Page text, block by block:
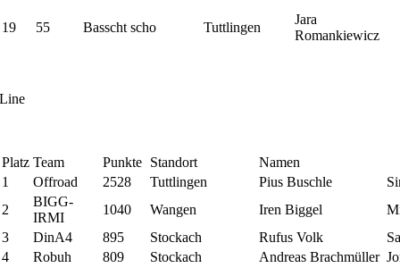
19 55 Basscht scho Tuttlingen
Jara
Romankiewicz
Line
Platz Team Punkte Standort
Namen
1
Offroad 2528 Tuttlingen Pius Buschle
2
BIGG-
IRMI
1040 Wangen Iren Biggel
3
DinA4 895 Stockach Rufus Volk
4
Robuh 809 Stockach Andreas Brachmüller